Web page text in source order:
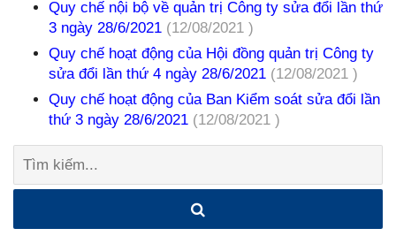
Quy chế nội bộ về quản trị Công ty sửa đổi lần thứ
3 ngày 28/6/2021 (12/08/2021 )
Quy chế hoạt động của Hội đồng quản trị Công ty
sửa đổi lần thứ 4 ngày 28/6/2021 (12/08/2021 )
Quy chế hoạt động của Ban Kiểm soát sửa đổi lần
thứ 3 ngày 28/6/2021 (12/08/2021 )
Tìm
kiếm: